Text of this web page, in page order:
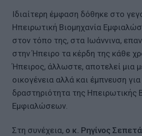
Ιδιαίτερη έμφαση δόθηκε στο
Ηπειρωτική Βιομηχανία
στον τόπο της, στα Ιωάννινα,
στην Ήπειρο τα κέρδη της κάθε
Ήπειρος, άλλωστε, αποτελεί μια
οικογένεια αλλά και έμπνευση
δραστηριότητα της Ηπειρωτικής
Εμφιαλώσεων.
Στη συνέχεια, ο κ. Ρηγίνος